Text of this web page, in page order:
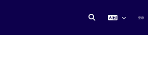
切换搜索输入 登录